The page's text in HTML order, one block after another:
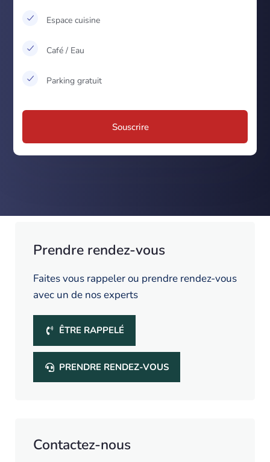
Espace cuisine
Café / Eau
Parking gratuit
Souscrire
Prendre rendez-vous
Faites vous rappeler ou prendre rendez-vous
avec un de nos experts
ÊTRE RAPPELÉ
PRENDRE RENDEZ-VOUS
Contactez-nous